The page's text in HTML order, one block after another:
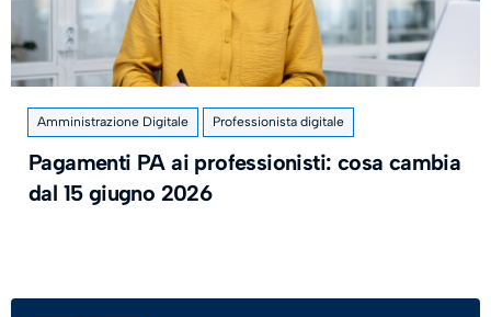
Amministrazione Digitale Professionista digitale
Pagamenti PA ai professionisti: cosa cambia
dal 15 giugno 2026